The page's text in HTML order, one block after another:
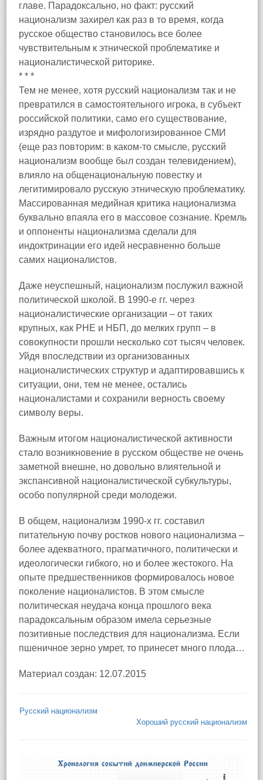
главе. Парадоксально, но факт: русский
национализм захирел как раз в то время, когда
русское общество становилось все более
чувствительным к этнической проблематике и
националистической риторике.
* * *
Тем не менее, хотя русский национализм так и не
превратился в самостоятельного игрока, в субъект
российской политики, само его существование,
изрядно раздутое и мифологизированное СМИ
(еще раз повторим: в каком-то смысле, русский
национализм вообще был создан телевидением),
влияло на общенациональную повестку и
легитимировало русскую этническую проблематику.
Массированная медийная критика национализма
буквально впаяла его в массовое сознание. Кремль
и оппоненты национализма сделали для
индоктринации его идей несравненно больше
самих националистов.
Даже неуспешный, национализм послужил важной
политической школой. В 1990-е гг. через
националистические организации – от таких
крупных, как РНЕ и НБП, до мелких групп – в
совокупности прошли несколько сот тысяч человек.
Уйдя впоследствии из организованных
националистических структур и адаптировавшись к
ситуации, они, тем не менее, остались
националистами и сохранили верность своему
символу веры.
Важным итогом националистической активности
стало возникновение в русском обществе не очень
заметной внешне, но довольно влиятельной и
экспансивной националистической субкультуры,
особо популярной среди молодежи.
В общем, национализм 1990-х гг. составил
питательную почву ростков нового национализма –
более адекватного, прагматичного, политически и
идеологически гибкого, но и более жестокого. На
опыте предшественников формировалось новое
поколение националистов. В этом смысле
политическая неудача конца прошлого века
парадоксальным образом имела серьезные
позитивные последствия для национализма. Если
пшеничное зерно умрет, то принесет много плода…
Материал создан: 12.07.2015
Русский национализм
Хороший русский национализм